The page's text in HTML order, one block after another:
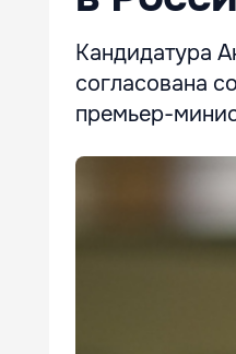
Кандидатура
согласована
премьер-